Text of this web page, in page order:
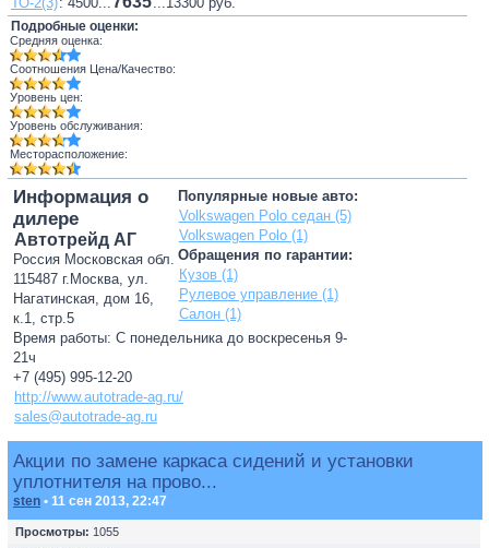
Подробные оценки:
Средняя оценка:
Соотношения Цена/Качество:
Уровень цен:
Уровень обслуживания:
Месторасположение:
Популярные новые авто:
Volkswagen Polo седан (5)
Volkswagen Polo (1)
Обращения по гарантии:
Кузов (1)
Рулевое управление (1)
Салон (1)
Информация о
дилере
Автотрейд АГ
Россия Московская обл.
115487 г.Москва, ул.
Нагатинская, дом 16,
к.1, стр.5
Время работы: С понедельника до воскресенья 9-
21ч
+7 (495) 995-12-20
http://www.autotrade-ag.ru/
sales@autotrade-ag.ru
Акции по замене каркаса сидений и установки
уплотнителя на прово...
sten • 11 сен 2013, 22:47
Просмотры: 1055